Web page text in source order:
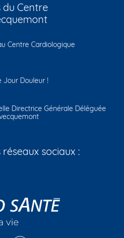
du Centre
Centre Cardiologique
Jour Douleur !
Directrice Générale Déléguée
sociaux :